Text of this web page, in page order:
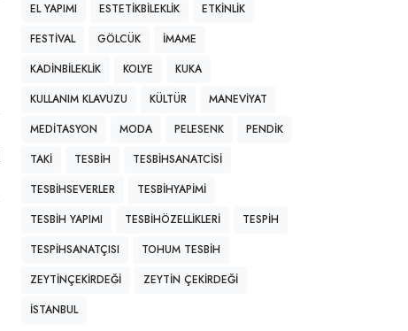
EL YAPIMI
ESTETIKBILEKLIK
ETKINLIK
FESTIVAL
GÖLCÜK
IMAME
KADINBILEKLIK
KOLYE
KUKA
KULLANIM KLAVUZU
KÜLTÜR
MANEVIYAT
MEDITASYON
MODA PELESENK
PENDIK
TAKI
TESBIH
TESBIHSANATCISI
TESBIHSEVERLER
TESBIHYAPIMI
TESBIH YAPIMI
TESBIHÖZELLIKLERI
TESPIH
TESPIHSANATÇISI
TOHUM TESBIH
ZEYTINÇEKIRDEĞI
ZEYTIN ÇEKIRDEĞI
İSTANBUL